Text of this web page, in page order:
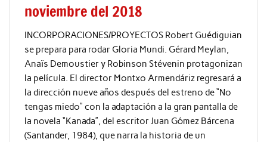
noviembre del 2018
INCORPORACIONES/PROYECTOS Robert Guédiguian
se prepara para rodar Gloria Mundi. Gérard Meylan,
Anaïs Demoustier y Robinson Stévenin protagonizan
la película. El director Montxo Armendáriz regresará a
la dirección nueve años después del estreno de “No
tengas miedo” con la adaptación a la gran pantalla de
la novela “Kanada”, del escritor Juan Gómez Bárcena
(Santander, 1984), que narra la historia de un